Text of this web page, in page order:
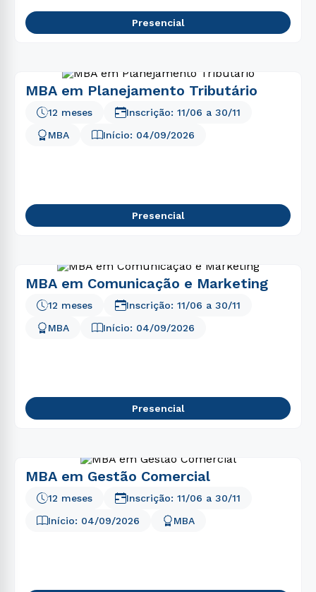
Presencial
MBA em Planejamento Tributário
12 meses
MBA
Início: 04/09/2026
Inscrição: 11/06 a 30/11
Presencial
MBA em Comunicação e Marketing
MBA
12 meses
Início: 04/09/2026
Inscrição: 11/06 a 30/11
Presencial
MBA em Gestão Comercial
Início: 04/09/2026 MBA
12 meses Inscrição: 11/06 a 30/11